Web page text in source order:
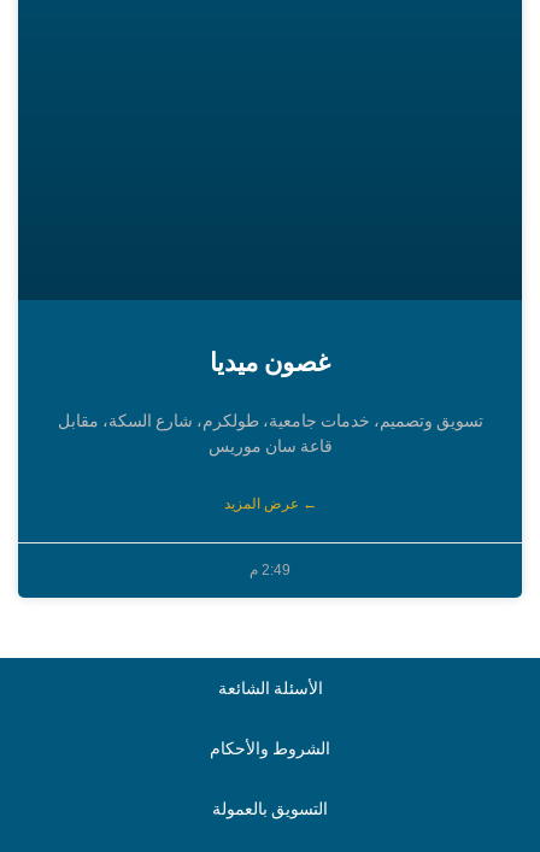
غصون ميديا
تسويق وتصميم، خدمات جامعية، طولكرم، شارع السكة، مقابل
قاعة سان موريس
← عرض المزيد
2:49 م
الأسئلة الشائعة
الشروط والأحكام
التسويق بالعمولة